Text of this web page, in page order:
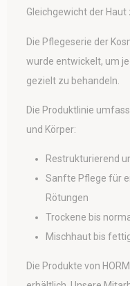
Gleichgewicht der Haut
Die Pflegeserie der
wurde entwickelt, um
gezielt zu behandeln.
Die Produktlinie
und Körper:
Restrukturierend
Sanfte Pflege für
Rötungen
Trockene bis
Mischhaut bis
Die Produkte von